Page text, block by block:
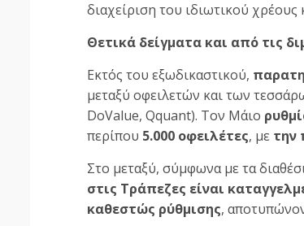
διαχείριση του ιδιωτικού
Θετικά δείγματα και από τις
Εκτός του εξωδικαστικού,
μεταξύ οφειλετών και των
DoValue, Qquant). Τον Μάιο
περίπου 5.000 οφειλέτες, με την
Στο μεταξύ, σύμφωνα με τα
στις Τράπεζες είναι
καθεστώς ρύθμισης,